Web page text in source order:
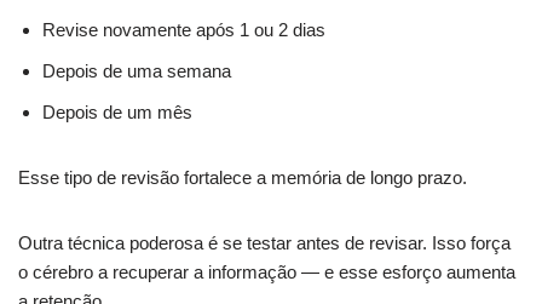
Revise novamente após 1 ou 2 dias
Depois de uma semana
Depois de um mês
Esse tipo de revisão fortalece a memória de longo prazo.
Outra técnica poderosa é se testar antes de revisar. Isso força
o cérebro a recuperar a informação — e esse esforço aumenta